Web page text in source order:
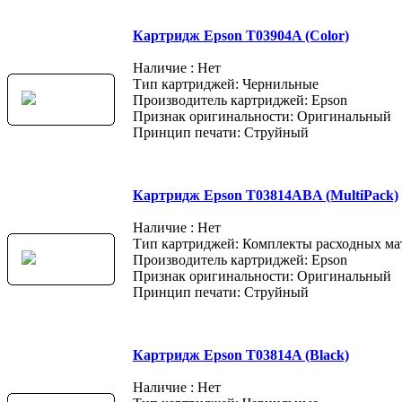
Картридж Epson T03904A (Color)
Наличие : Нет
Тип картриджей: Чернильные
Производитель картриджей: Epson
Признак оригинальности: Оригинальный
Принцип печати: Струйный
Картридж Epson T03814ABA (MultiPack)
Наличие : Нет
Тип картриджей: Комплекты расходных
Производитель картриджей: Epson
Признак оригинальности: Оригинальный
Принцип печати: Струйный
Картридж Epson T03814A (Black)
Наличие : Нет